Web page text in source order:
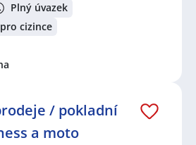
Plný úvazek
cizince
/ pokladní
a moto